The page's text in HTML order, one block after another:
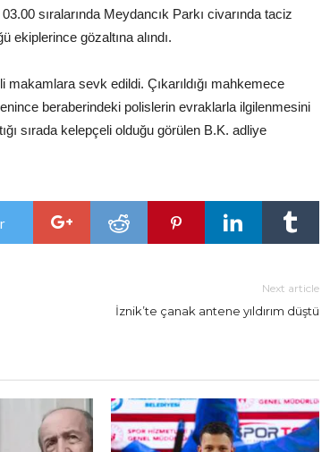
sıralarında Meydancık Parkı civarında taciz
ekiplerince gözaltına alındı.
makamlara sevk edildi. Çıkarıldığı mahkemece
beraberindeki polislerin evraklarla ilgilenmesini
sırada kelepçeli olduğu görülen B.K. adliye
Next article
İznik’te çanak antene yıldırım düştü